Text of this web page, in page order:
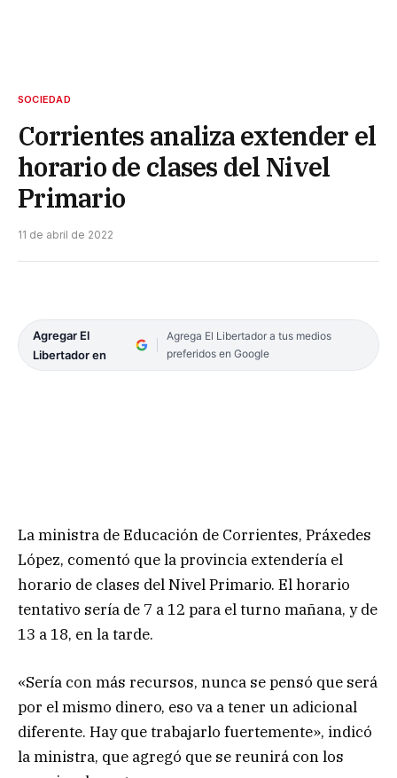
SOCIEDAD
Corrientes analiza extender el
horario de clases del Nivel
Primario
11 de abril de 2022
Agregar El
Libertador en
Agrega El Libertador a tus medios
preferidos en Google
La ministra de Educación de Corrientes, Práxedes
López, comentó que la provincia extendería el
horario de clases del Nivel Primario. El horario
tentativo sería de 7 a 12 para el turno mañana, y de
13 a 18, en la tarde.
«Sería con más recursos, nunca se pensó que será
por el mismo dinero, eso va a tener un adicional
diferente. Hay que trabajarlo fuertemente», indicó
la ministra, que agregó que se reunirá con los